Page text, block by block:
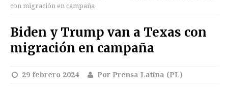
con migración en campaña
Biden y Trump van a Texas con
migración en campaña
29 febrero 2024 Por Prensa Latina (PL)